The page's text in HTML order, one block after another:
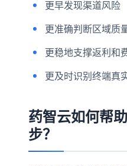
更早发现渠道风险
更准确判断区域质
更稳地支撑返利和
更及时识别终端真
药智云如何帮
步？